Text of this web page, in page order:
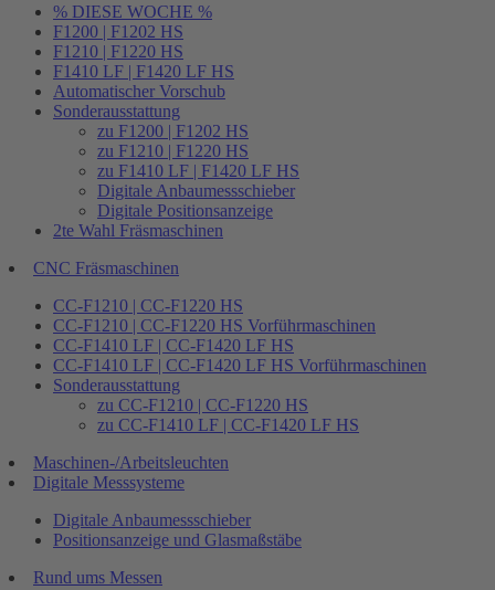
% DIESE WOCHE %
F1200 | F1202 HS
F1210 | F1220 HS
F1410 LF | F1420 LF HS
Automatischer Vorschub
Sonderausstattung
zu F1200 | F1202 HS
zu F1210 | F1220 HS
zu F1410 LF | F1420 LF HS
Digitale Anbaumessschieber
Digitale Positionsanzeige
2te Wahl Fräsmaschinen
CNC Fräsmaschinen
CC-F1210 | CC-F1220 HS
CC-F1210 | CC-F1220 HS Vorführmaschinen
CC-F1410 LF | CC-F1420 LF HS
CC-F1410 LF | CC-F1420 LF HS Vorführmaschinen
Sonderausstattung
zu CC-F1210 | CC-F1220 HS
zu CC-F1410 LF | CC-F1420 LF HS
Maschinen-/Arbeitsleuchten
Digitale Messsysteme
Digitale Anbaumessschieber
Positionsanzeige und Glasmaßstäbe
Rund ums Messen